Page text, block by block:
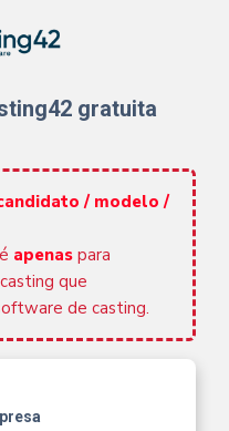
gratuita
/ modelo /
apenas para
que
de casting.